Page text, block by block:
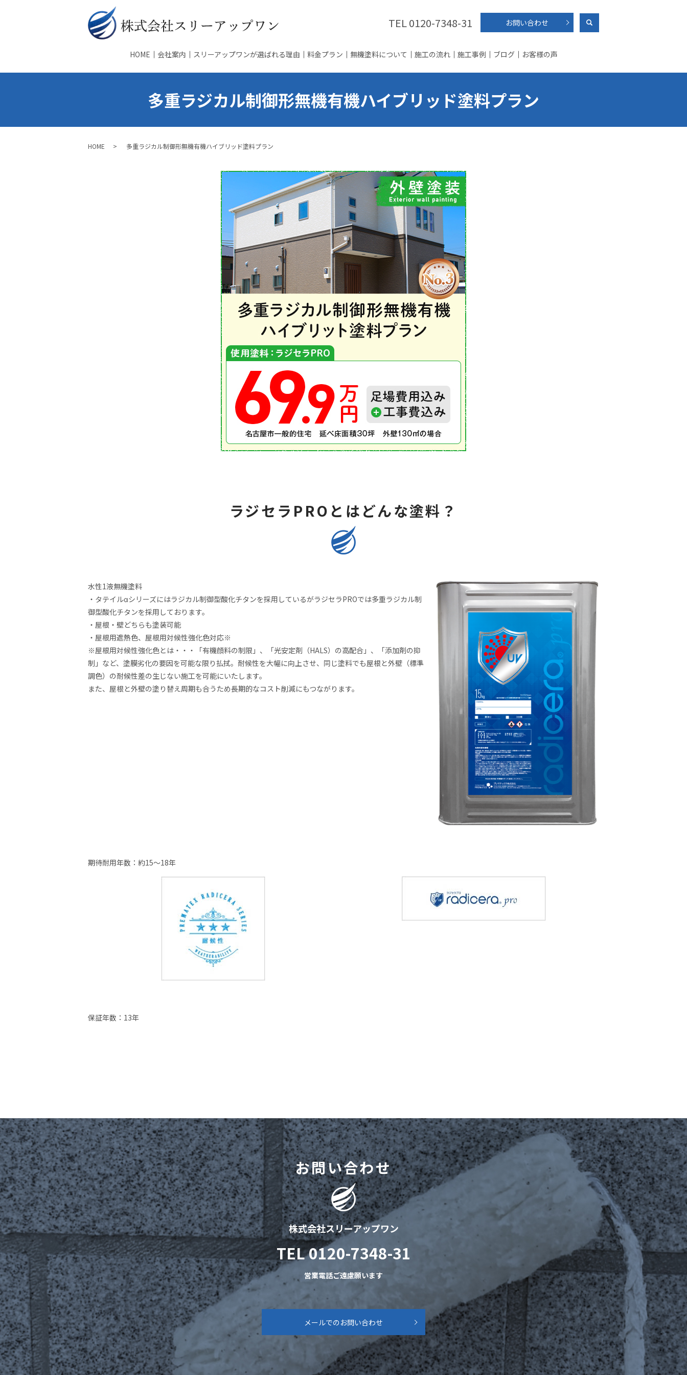
HOME 会社案内 スリーアップワンが選ばれる理由 料金プラン 無機塗料について 施工の流れ 施工事例 ブログ お客様の声
TEL0120-7348-31 お問い合わせ
多重ラジカル制御形無機有機ハイブリッド塗料プラン
HOME 多重ラジカル制御形無機有機ハイブリッド塗料プラン
ラジセラPROとはどんな塗料？
水性1液無機塗料
・タテイルαシリーズにはラジカル制御型酸化チタンを採用しているがラジセラPROでは多重ラジカル制
御型酸化チタンを採用しております。
・屋根・壁どちらも塗装可能
・屋根用遮熱色、屋根用対候性強化色対応※
※屋根用対候性強化色とは・・・「有機顔料の制限」、「光安定剤（HALS）の高配合」、「添加剤の抑
制」など、塗膜劣化の要因を可能な限り払拭。耐候性を大幅に向上させ、同じ塗料でも屋根と外壁（標準
調色）の耐候性差の生じない施工を可能にいたします。
また、屋根と外壁の塗り替え周期も合うため長期的なコスト削減にもつながります。
期待耐用年数：約15～18年
保証年数：13年
お問い合わせ
株式会社スリーアップワン
TEL0120-7348-31
営業電話ご遠慮願います
メールでのお問い合わせ